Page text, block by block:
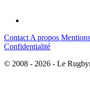
Contact A propos
Confidentialité
© 2008 - 2026 - Le